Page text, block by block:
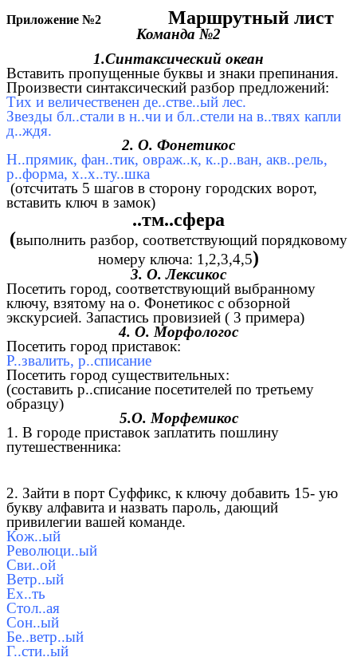
Приложение №2 Маршрутный лист
Команда №2
1.Синтаксический океан
Вставить пропущенные буквы и знаки препинания.
Произвести синтаксический разбор предложений:
Тих и величественен де..стве..ый лес.
Звезды бл..стали в н..чи и бл..стели на в..твях капли
д..ждя.
2. О. Фонетикос
Н..прямик, фан..тик, овраж..к, к..р..ван, акв..рель,
р..форма, х..х..ту..шка
(отсчитать 5 шагов в сторону городских ворот,
вставить ключ в замок)
..тм..сфера
(выполнить разбор, соответствующий порядковому
номеру ключа: 1,2,3,4,5)
3. О. Лексикос
Посетить город, соответствующий выбранному
ключу, взятому на о. Фонетикос с обзорной
экскурсией. Запастись провизией ( 3 примера)
4. О. Морфологос
Посетить город приставок:
Р..звалить, р..списание
Посетить город существительных:
(составить р..списание посетителей по третьему
образцу)
5.О. Морфемикос
1. В городе приставок заплатить пошлину
путешественника:
2. Зайти в порт Суффикс, к ключу добавить 15- ую
букву алфавита и назвать пароль, дающий
привилегии вашей команде.
Кож..ый
Революци..ый
Сви..ой
Ветр..ый
Ех..ть
Стол..ая
Сон..ый
Бе..ветр..ый
Г..сти..ый